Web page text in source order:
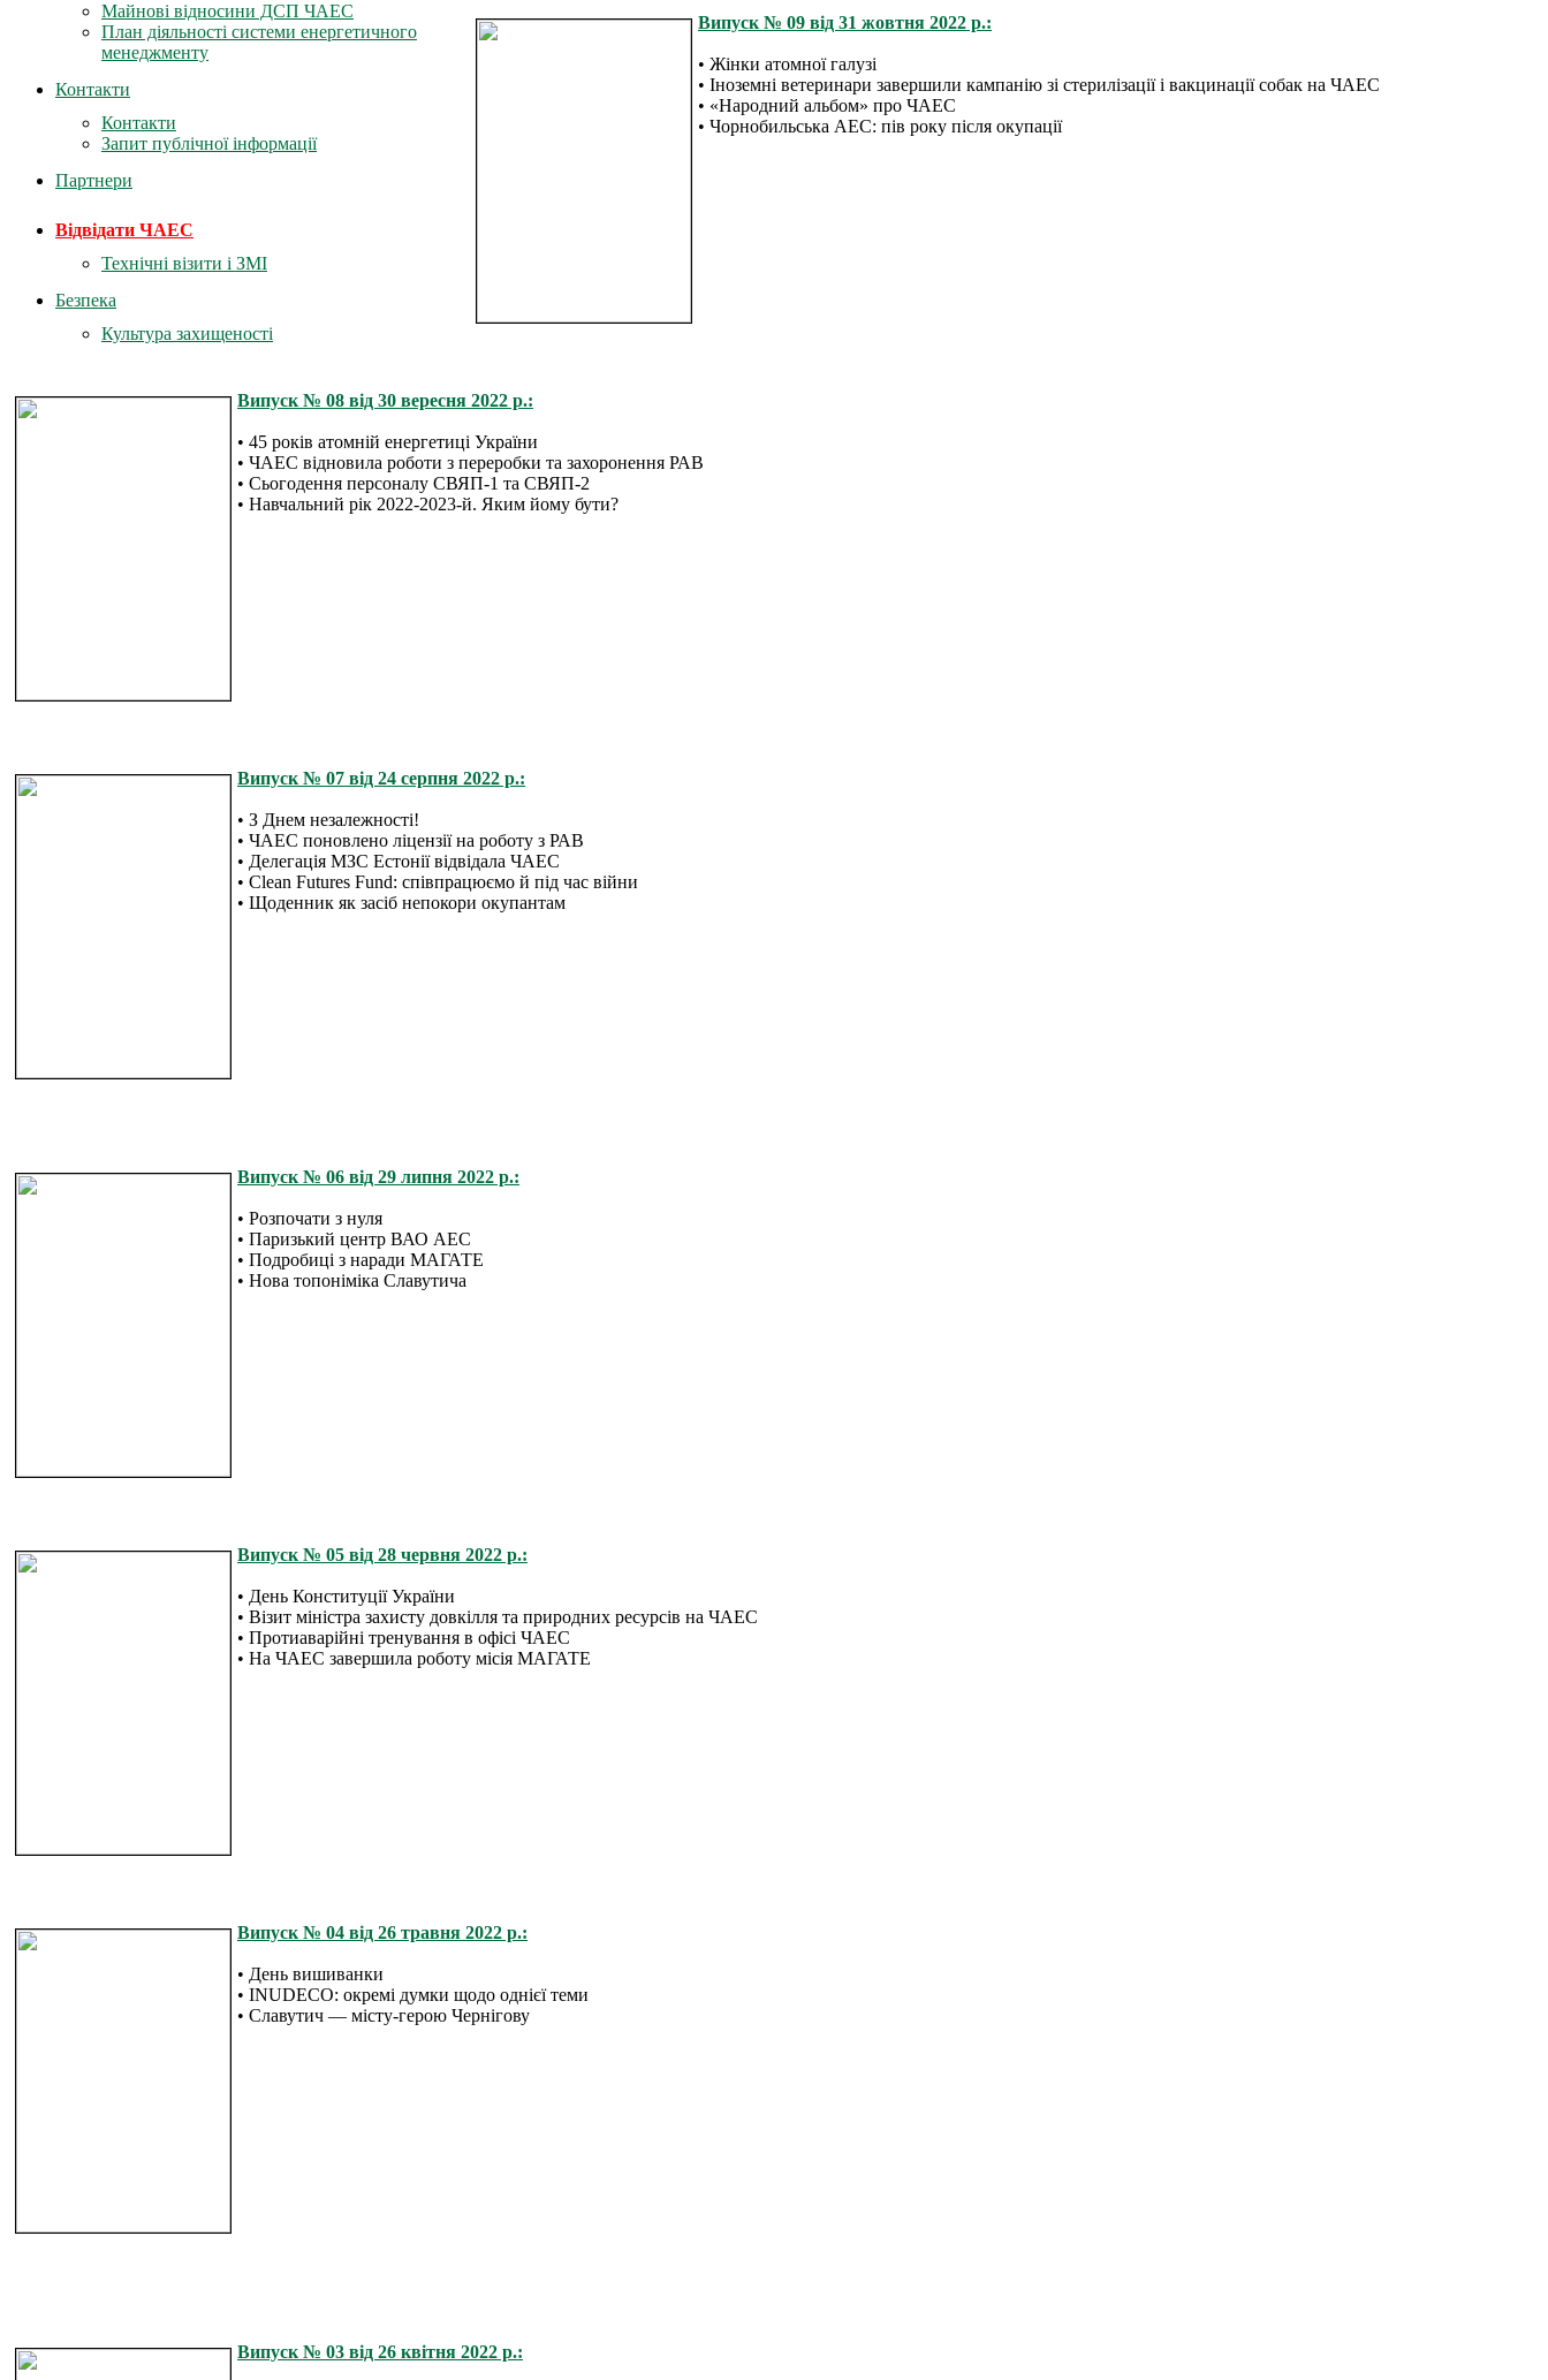
Майнові відносини ДСП ЧАЕС
План діяльності системи енергетичного
менеджменту
Контакти
Контакти
Запит публічної інформації
Партнери
Відвідати ЧАЕС
Технічні візити і ЗМІ
Безпека
Культура захищеності
Випуск № 09 від 31 жовтня 2022 р.:
• Жінки атомної галузі
• Іноземні ветеринари завершили кампанію зі стерилізації і вакцинації собак на ЧАЕС
• «Народний альбом» про ЧАЕС
• Чорнобильська АЕС: пів року після окупації
Випуск № 08 від 30 вересня 2022 р.:
• 45 років атомній енергетиці України
• ЧАЕС відновила роботи з переробки та захоронення РАВ
• Сьогодення персоналу СВЯП-1 та СВЯП-2
• Навчальний рік 2022-2023-й. Яким йому бути?
Випуск № 07 від 24 серпня 2022 р.:
• З Днем незалежності!
• ЧАЕС поновлено ліцензії на роботу з РАВ
• Делегація МЗС Естонії відвідала ЧАЕС
• Clean Futures Fund: співпрацюємо й під час війни
• Щоденник як засіб непокори окупантам
Випуск № 06 від 29 липня 2022 р.:
• Розпочати з нуля
• Паризький центр ВАО АЕС
• Подробиці з наради МАГАТЕ
• Нова топоніміка Славутича
Випуск № 05 від 28 червня 2022 р.:
• День Конституції України
• Візит міністра захисту довкілля та природних ресурсів на ЧАЕС
• Протиаварійні тренування в офісі ЧАЕС
• На ЧАЕС завершила роботу місія МАГАТЕ
Випуск № 04 від 26 травня 2022 р.:
• День вишиванки
• INUDECO: окремі думки щодо однієї теми
• Славутич — місту-герою Чернігову
Випуск № 03 від 26 квітня 2022 р.: